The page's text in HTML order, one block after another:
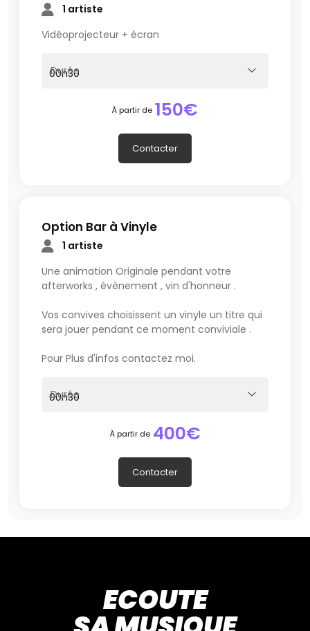
1 artiste
Vidéoprojecteur + écran
Durée
À partir de 150€
Contacter
Option Bar à Vinyle
1 artiste
Une animation Originale pendant votre
afterworks , évènement , vin d'honneur .
Vos convives choisissent un vinyle un titre qui
sera jouer pendant ce moment conviviale .
Pour Plus d'infos contactez moi.
Durée
À partir de 400€
Contacter
ECOUTE